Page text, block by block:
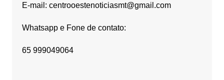
E-mail: centrooestenoticiasmt@gmail.com
Whatsapp e Fone de contato:
65 999049064